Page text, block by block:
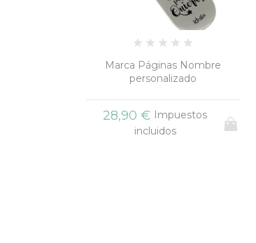
Marca Páginas Nombre
personalizado
28,90 € Impuestos
incluidos